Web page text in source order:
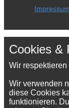
Cookies &
Wir
Wir verwenden
diese Cookies
funktionieren.